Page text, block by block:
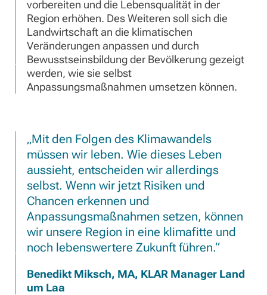
vorbereiten und die Lebensqualität in der
Region erhöhen. Des Weiteren soll sich die
Landwirtschaft an die klimatischen
Veränderungen anpassen und durch
Bewusstseinsbildung der Bevölkerung gezeigt
werden, wie sie selbst
Anpassungsmaßnahmen umsetzen können.
Mit den Folgen des Klimawandels
müssen wir leben. Wie dieses Leben
aussieht, entscheiden wir allerdings
selbst. Wenn wir jetzt Risiken und
Chancen erkennen und
Anpassungsmaßnahmen setzen, können
wir unsere Region in eine klimafitte und
noch lebenswertere Zukunft führen.
Benedikt Miksch, MA, KLAR Manager Land
um Laa